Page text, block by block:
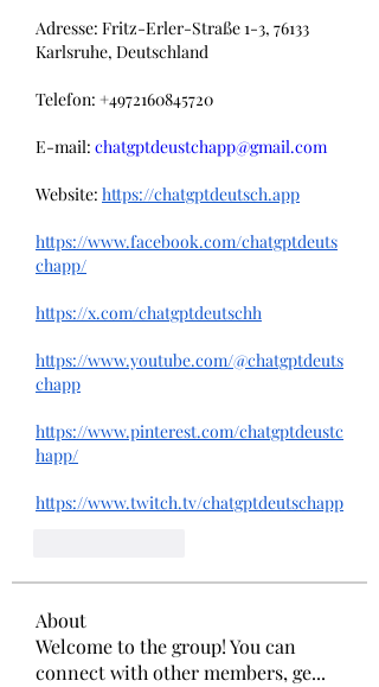
Adresse: Fritz-Erler-Straße 1-3, 76133
Karlsruhe, Deutschland
Telefon: +4972160845720
E-mail: chatgptdeustchapp@gmail.com
Website: https://chatgptdeutsch.app
https://www.facebook.com/chatgptdeuts
chapp/
https://x.com/chatgptdeutschh
https://www.youtube.com/@chatgptdeuts
chapp
https://www.pinterest.com/chatgptdeustc
happ/
https://www.twitch.tv/chatgptdeutschapp
About
Welcome to the group! You can
connect with other members, ge...